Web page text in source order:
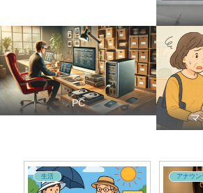
PC
マ
生活 アナウン